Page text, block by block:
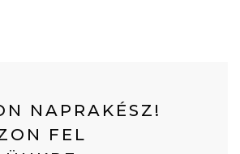
NAPRAKÉSZ!
FEL